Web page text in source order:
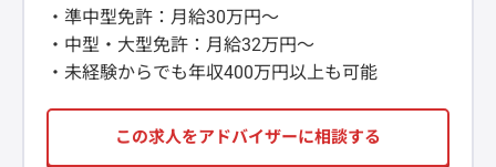
・準中型免許：月給30万円～
・中型・大型免許：月給32万円～
・未経験からでも年収400万円以上も可能
この求人をアドバイザーに相談する